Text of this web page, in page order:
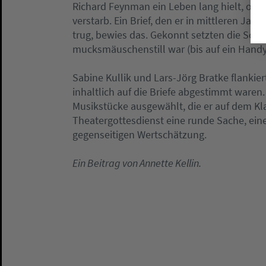
Richard Feynman ein Leben lang hielt,
verstarb. Ein Brief, den er in mittleren
trug, bewies das. Gekonnt setzten die
mucksmäuschenstill war (bis auf ein
Sabine Kullik und Lars-Jörg Bratke
inhaltlich auf die Briefe abgestimmt
Musikstücke ausgewählt, die er auf dem
Theatergottesdienst eine runde Sache,
gegenseitigen Wertschätzung.
Ein Beitrag von Annette Kellin.